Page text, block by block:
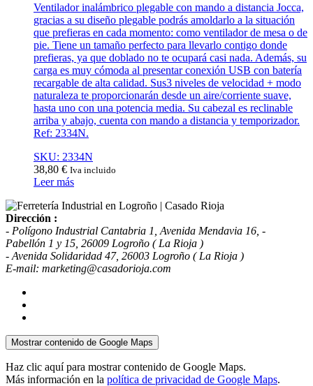
Ventilador inalámbrico plegable con mando a distancia Jocca,
gracias a su diseño plegable podrás amoldarlo a la situación
que prefieras en cada momento: como ventilador de mesa o de
pie. Tiene un tamaño perfecto para llevarlo contigo donde
prefieras, ya que doblado no te ocupará casi nada. Además, su
carga es muy cómoda al presentar conexión USB con batería
recargable de alta calidad. Sus3 niveles de velocidad + modo
naturaleza te proporcionarán desde un aire/corriente suave,
hasta uno con una potencia media. Su cabezal es reclinable
arriba y abajo, cuenta con mando a distancia y temporizador.
Ref: 2334N.
SKU: 2334N
38,80 € Iva incluido
Leer más
Dirección :
- Polígono Industrial Cantabria 1, Avenida Mendavia 16, -
Pabellón 1 y 15, 26009 Logroño ( La Rioja )
- Avenida Solidaridad 47, 26003 Logroño ( La Rioja )
E-mail: marketing@casadorioja.com
Mostrar contenido de Google Maps
Haz clic aquí para mostrar contenido de Google Maps.
Más información en la política de privacidad de Google Maps.